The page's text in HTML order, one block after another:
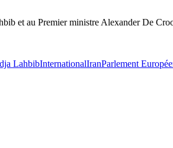
et au Premier ministre Alexander De
LahbibInternationalIranParlement